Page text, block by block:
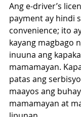
Ang e-driver’s
payment ay hindi
convenience; ito
kayang magbago
inuuna ang
mamamayan.
patas ang
maayos ang
mamamayan at